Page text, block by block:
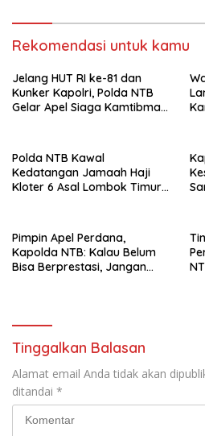
Rekomendasi untuk kamu
Jelang HUT RI ke-81 dan
Kunker Kapolri, Polda NTB
Gelar Apel Siaga Kamtibmas
Polda NTB Kawal
Kedatangan Jamaah Haji
Kloter 6 Asal Lombok Timur,
Lancar
Pimpin Apel Perdana,
Kapolda NTB: Kalau Belum
Bisa Berprestasi, Jangan
Tinggalkan Balasan
Alamat email Anda tidak akan
ditandai *